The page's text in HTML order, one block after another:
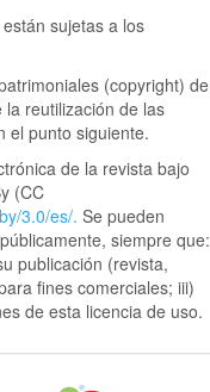
sujetas a los
(copyright) de
reutilización de las
el punto siguiente.
de la revista bajo
(CC
3.0/es/.Se pueden
siempre que:
publicación (revista,
fines comerciales; iii)
de esta licencia de uso.